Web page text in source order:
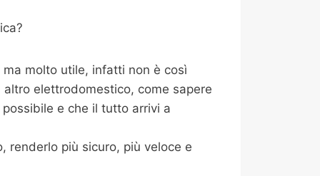
molto utile, infatti non è così
elettrodomestico, come sapere
e che il tutto arrivi a
renderlo più sicuro, più veloce e